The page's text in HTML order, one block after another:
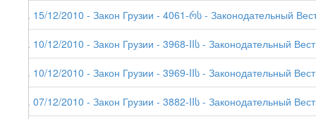
5. 15/12/2010 - Закон Грузии - 4061-რს - Законодательный
4. 10/12/2010 - Закон Грузии - 3968-IIს - Законодательный
3. 10/12/2010 - Закон Грузии - 3969-IIს - Законодательный
2. 07/12/2010 - Закон Грузии - 3882-IIს - Законодательный